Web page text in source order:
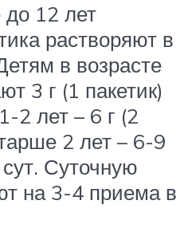
до 12 лет
растворяют в
в возрасте
3 г (1 пакетик)
2 лет – 6 г (2
2 лет – 6-9
Суточную
на 3-4 приема в